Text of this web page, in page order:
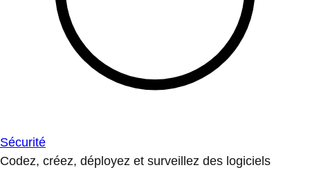
Sécurité
Codez, créez, déployez et surveillez des logiciels